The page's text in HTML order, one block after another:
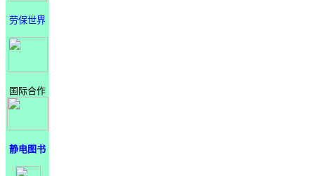
劳保世界
国际合作
静电图书